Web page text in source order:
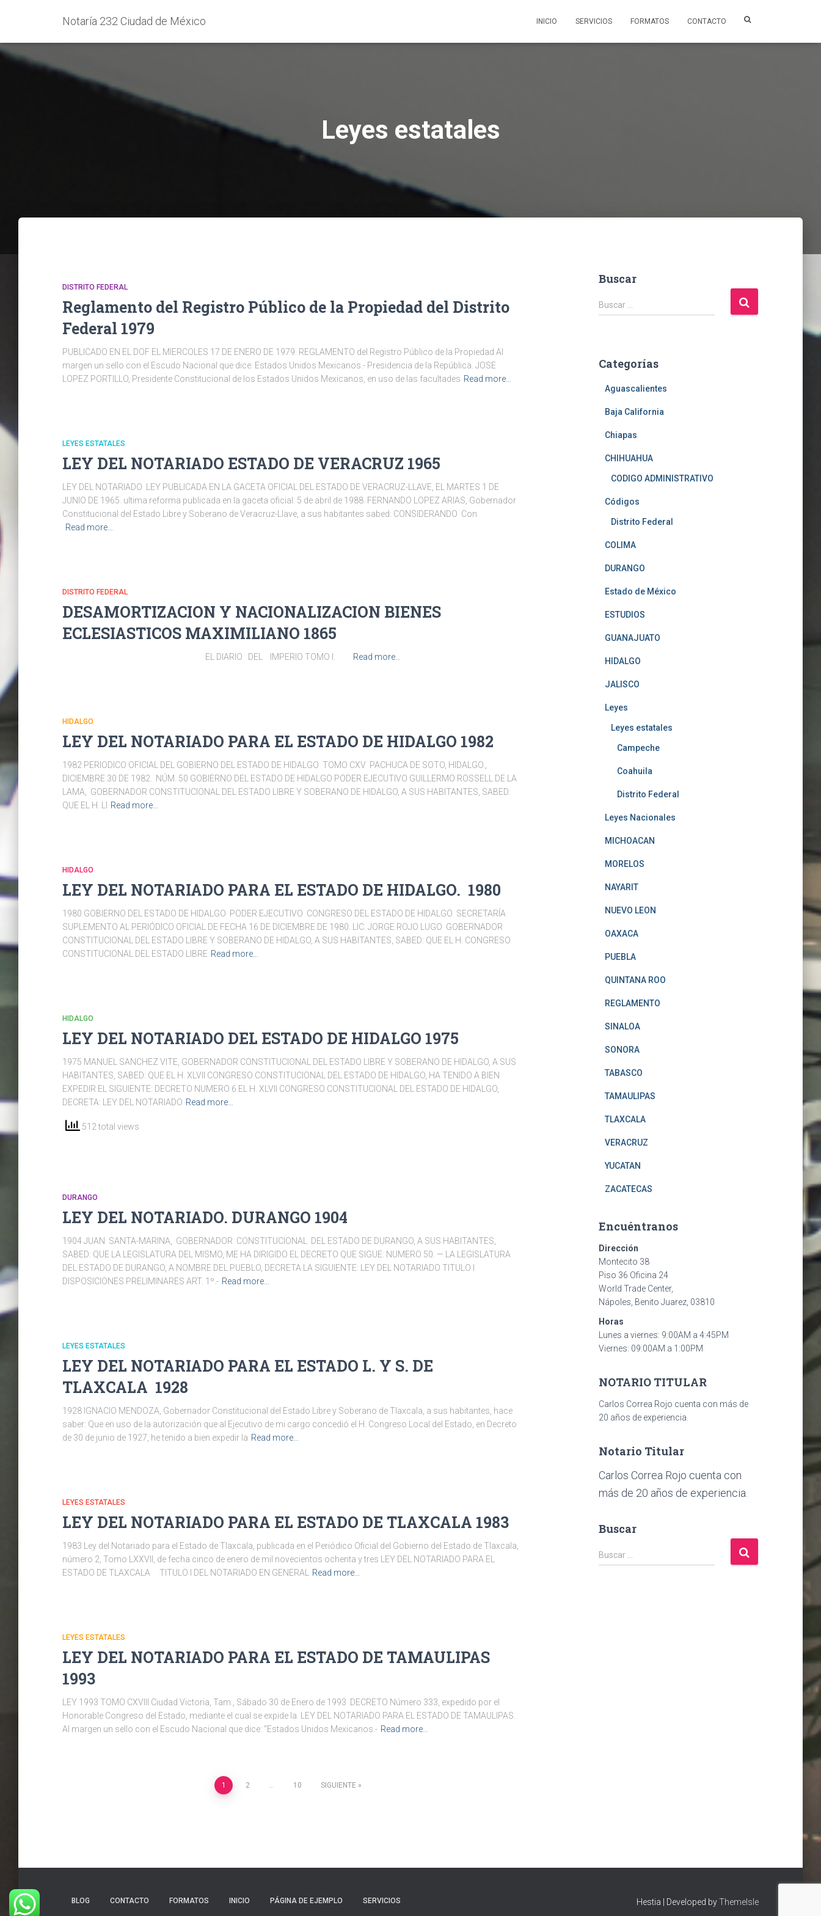
Notaría 232 Ciudad de México INICIO SERVICIOS FORMATOS CONTACTO
Leyes estatales
DISTRITO FEDERAL
Reglamento del Registro Público de la Propiedad del Distrito
Federal 1979
PUBLICADO EN EL DOF EL MIERCOLES 17 DE ENERO DE 1979. REGLAMENTO del Registro Público de la Propiedad Al
margen un sello con el Escudo Nacional que dice: Estados Unidos Mexicanos.- Presidencia de la República. JOSE
LOPEZ PORTILLO, Presidente Constitucional de los Estados Unidos Mexicanos, en uso de las facultades Read more…
LEYES ESTATALES
LEY DEL NOTARIADO ESTADO DE VERACRUZ 1965
LEY DEL NOTARIADO LEY PUBLICADA EN LA GACETA OFICIAL DEL ESTADO DE VERACRUZ-LLAVE, EL MARTES 1 DE
JUNIO DE 1965. ultima reforma publicada en la gaceta oficial: 5 de abril de 1988. FERNANDO LOPEZ ARIAS, Gobernador
Constitucional del Estado Libre y Soberano de Veracruz-Llave, a sus habitantes sabed: CONSIDERANDO Con
Read more…
DISTRITO FEDERAL
DESAMORTIZACION Y NACIONALIZACION BIENES
ECLESIASTICOS MAXIMILIANO 1865
EL DIARIO DEL IMPERIO TOMO I. Read more…
HIDALGO
LEY DEL NOTARIADO PARA EL ESTADO DE HIDALGO 1982
1982 PERIODICO OFICIAL DEL GOBIERNO DEL ESTADO DE HIDALGO TOMO CXV PACHUCA DE SOTO, HIDALGO.,
DICIEMBRE 30 DE 1982. NÚM. 50 GOBIERNO DEL ESTADO DE HIDALGO PODER EJECUTIVO GUILLERMO ROSSELL DE LA
LAMA, GOBERNADOR CONSTITUCIONAL DEL ESTADO LIBRE Y SOBERANO DE HIDALGO, A SUS HABITANTES, SABED:
QUE EL H. LI
Read more…
HIDALGO
LEY DEL NOTARIADO PARA EL ESTADO DE HIDALGO. 1980
1980 GOBIERNO DEL ESTADO DE HIDALGO PODER EJECUTIVO CONGRESO DEL ESTADO DE HIDALGO SECRETARÍA
SUPLEMENTO AL PERIÓDICO OFICIAL DE FECHA 16 DE DICIEMBRE DE 1980. LIC. JORGE ROJO LUGO GOBERNADOR
CONSTITUCIONAL DEL ESTADO LIBRE Y SOBERANO DE HIDALGO, A SUS HABITANTES, SABED: QUE EL H. CONGRESO
CONSTITUCIONAL DEL ESTADO LIBRE Read more…
HIDALGO
LEY DEL NOTARIADO DEL ESTADO DE HIDALGO 1975
1975 MANUEL SANCHEZ VITE, GOBERNADOR CONSTITUCIONAL DEL ESTADO LIBRE Y SOBERANO DE HIDALGO, A SUS
HABITANTES, SABED: QUE EL H. XLVII CONGRESO CONSTITUCIONAL DEL ESTADO DE HIDALGO, HA TENIDO A BIEN
EXPEDIR EL SIGUIENTE: DECRETO NUMERO 6 EL H. XLVII CONGRESO CONSTITUCIONAL DEL ESTADO DE HIDALGO,
DECRETA: LEY DEL NOTARIADO Read more…
512 total views
DURANGO
LEY DEL NOTARIADO. DURANGO 1904
1904 JUAN SANTA-MARINA, GOBERNADOR CONSTITUCIONAL DEL ESTADO DE DURANGO, A SUS HABITANTES,
SABED: QUE LA LEGISLATURA DEL MISMO, ME HA DIRIGIDO EL DECRETO QUE SIGUE: NUMERO 50. — LA LEGISLATURA
DEL ESTADO DE DURANGO, A NOMBRE DEL PUEBLO, DECRETA LA SIGUIENTE: LEY DEL NOTARIADO TITULO I
DISPOSICIONES PRELIMINARES ART. 1º.- Read more…
LEYES ESTATALES
LEY DEL NOTARIADO PARA EL ESTADO L. Y S. DE
TLAXCALA 1928
1928 IGNACIO MENDOZA, Gobernador Constitucional del Estado Libre y Soberano de Tlaxcala, a sus habitantes, hace
saber: Que en uso de la autorización que al Ejecutivo de mi cargo concedió el H. Congreso Local del Estado, en Decreto
de 30 de junio de 1927, he tenido a bien expedir la Read more…
LEYES ESTATALES
LEY DEL NOTARIADO PARA EL ESTADO DE TLAXCALA 1983
1983 Ley del Notariado para el Estado de Tlaxcala, publicada en el Periódico Oficial del Gobierno del Estado de Tlaxcala,
número 2, Tomo LXXVII, de fecha cinco de enero de mil novecientos ochenta y tres LEY DEL NOTARIADO PARA EL
ESTADO DE TLAXCALA TITULO I DEL NOTARIADO EN GENERAL
Read more…
LEYES ESTATALES
LEY DEL NOTARIADO PARA EL ESTADO DE TAMAULIPAS
1993
LEY 1993 TOMO CXVIII Ciudad Victoria, Tam., Sábado 30 de Enero de 1993 DECRETO Número 333, expedido por el
Honorable Congreso del Estado, mediante el cual se expide la LEY DEL NOTARIADO PARA EL ESTADO DE TAMAULIPAS.
Al margen un sello con el Escudo Nacional que dice: “Estados Unidos Mexicanos.- Read more…
entradas
1 2 … 10 SIGUIENTE
Buscar
B
u
r
Buscar …
Categorías
Aguascalientes
Baja California
Chiapas
CHIHUAHUA
CODIGO ADMINISTRATIVO
Códigos
Distrito Federal
COLIMA
DURANGO
Estado de México
ESTUDIOS
GUANAJUATO
HIDALGO
JALISCO
Leyes
Leyes estatales
Campeche
Coahuila
Distrito Federal
Leyes Nacionales
MICHOACAN
MORELOS
NAYARIT
NUEVO LEON
OAXACA
PUEBLA
QUINTANA ROO
REGLAMENTO
SINALOA
SONORA
TABASCO
TAMAULIPAS
TLAXCALA
VERACRUZ
YUCATAN
ZACATECAS
Encuéntranos
Dirección
Montecito 38
Piso 36 Oficina 24
World Trade Center,
Nápoles, Benito Juarez, 03810
Horas
Lunes a viernes: 9:00AM a 4:45PM
Viernes: 09:00AM a 1:00PM
NOTARIO TITULAR
Carlos Correa Rojo cuenta con más de
20 años de experiencia.
Notario Titular
Carlos Correa Rojo cuenta con
más de 20 años de experiencia.
Buscar
B
u
Buscar …
BLOG CONTACTO FORMATOS INICIO PÁGINA DE EJEMPLO SERVICIOS Hestia | Developed byThemeIsle